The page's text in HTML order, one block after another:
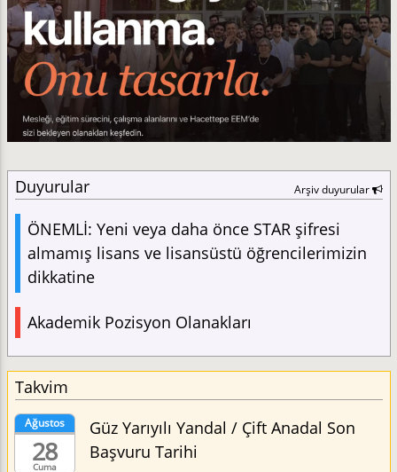
Duyurular Arşiv duyurular
ÖNEMLİ: Yeni veya daha önce STAR şifresi
almamış lisans ve lisansüstü öğrencilerimizin
dikkatine
Akademik Pozisyon Olanakları
Takvim
Cuma
Ağustos
28
Güz Yarıyılı Yandal / Çift Anadal Son
Başvuru Tarihi